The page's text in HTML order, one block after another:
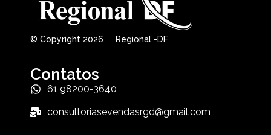
© Copyright 2026 Regional -DF
Contatos
61 98200-3640
consultoriasevendasrgd@gmail.com